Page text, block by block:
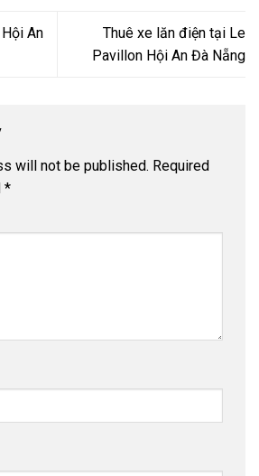
An
Thuê xe lăn điện tại Le
Pavillon Hội An Đà Nẵng
will not be published. Required
*